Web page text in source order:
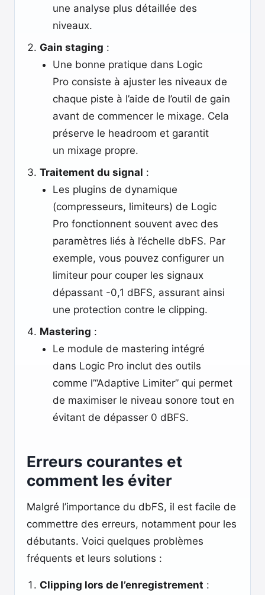
une analyse plus détaillée des
niveaux.
Gain staging :
Une bonne pratique dans Logic
Pro consiste à ajuster les niveaux de
chaque piste à l’aide de l’outil de gain
avant de commencer le mixage. Cela
préserve le headroom et garantit
un mixage propre.
Traitement du signal :
Les plugins de dynamique
(compresseurs, limiteurs) de Logic
Pro fonctionnent souvent avec des
paramètres liés à l’échelle dbFS. Par
exemple, vous pouvez configurer un
limiteur pour couper les signaux
dépassant -0,1 dBFS, assurant ainsi
une protection contre le clipping.
Mastering :
Le module de mastering intégré
dans Logic Pro inclut des outils
comme l’“Adaptive Limiter” qui permet
de maximiser le niveau sonore tout en
évitant de dépasser 0 dBFS.
Erreurs courantes et
comment les éviter
Malgré l’importance du dbFS, il est facile de
commettre des erreurs, notamment pour les
débutants. Voici quelques problèmes
fréquents et leurs solutions :
Clipping lors de l’enregistrement :